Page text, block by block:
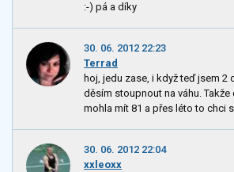
:-) pá a díky
30. 06. 2012 22:23
Terrad
hoj, jedu zase, i když teď jsem 2
děsím stoupnout na váhu. Takže
mohla mít 81 a přes léto to chci
30. 06. 2012 22:04
xxleoxx